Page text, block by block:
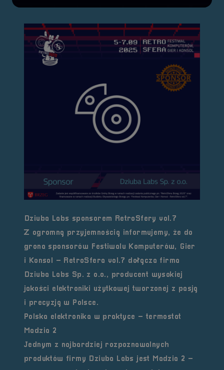
Dziuba Labs sponsorem RetroSfery vol.7
Z ogromną przyjemnością informujemy, że do
grona sponsorów Festiwalu Komputerów, Gier
i Konsol – RetroSfera vol.7 dołącza firma
Dziuba Labs Sp. z o.o., producent wysokiej
jakości elektroniki użytkowej tworzonej z pasją
i precyzją w Polsce.
Polska elektronika w praktyce – termostat
Madzia 2
Jednym z najbardziej rozpoznawalnych
produktów firmy Dziuba Labs jest
Madzia 2 –